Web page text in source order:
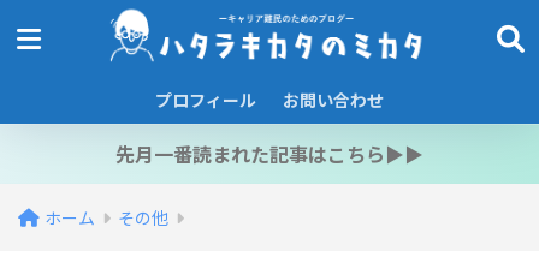
プロフィール お問い合わせ
先月一番読まれた記事はこちら▶︎▶︎
ホーム その他